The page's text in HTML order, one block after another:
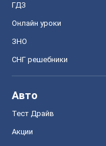
ГДЗ
Онлайн уроки
ЗНО
СНГ решебники
Авто
Тест Драйв
Акции